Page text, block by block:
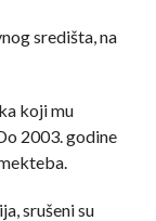
središta, na
koji mu
2003. godine
srušeni su